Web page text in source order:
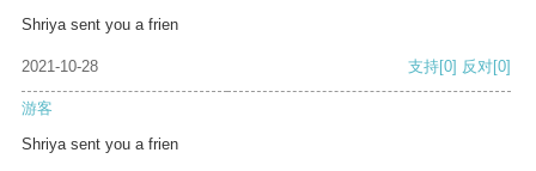
Shriya sent you a frien
2021-10-28 支持[0] 反对[0]
游客
Shriya sent you a frien